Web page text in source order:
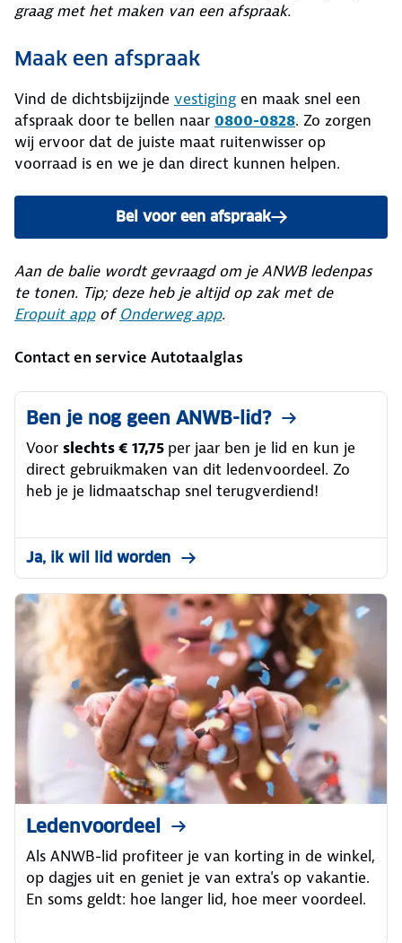
graag met het maken van een afspraak.
Maak een afspraak
Vind de dichtsbijzijnde vestiging en maak snel een
afspraak door te bellen naar 0800-0828. Zo zorgen
wij ervoor dat de juiste maat ruitenwisser op
voorraad is en we je dan direct kunnen helpen.
Bel voor een afspraak
Aan de balie wordt gevraagd om je ANWB ledenpas
te tonen. Tip; deze heb je altijd op zak met de
Eropuit appofOnderweg app.
Contact en service Autotaalglas
Ben je nog geen ANWB-lid?
Voor slechts € 17,75 per jaar ben je lid en kun je
direct gebruikmaken van dit ledenvoordeel. Zo
heb je je lidmaatschap snel terugverdiend!
Ja, ik wil lid worden
Ledenvoordeel
Als ANWB-lid profiteer je van korting in de winkel,
op dagjes uit en geniet je van extra's op vakantie.
En soms geldt: hoe langer lid, hoe meer voordeel.